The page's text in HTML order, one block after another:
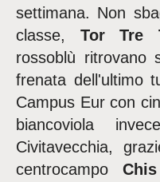
settimana. Non
classe, Tor Tre
rossoblù ritrovano
frenata dell'ultimo
Campus Eur con
biancoviola
Civitavecchia,
centrocampo Chis